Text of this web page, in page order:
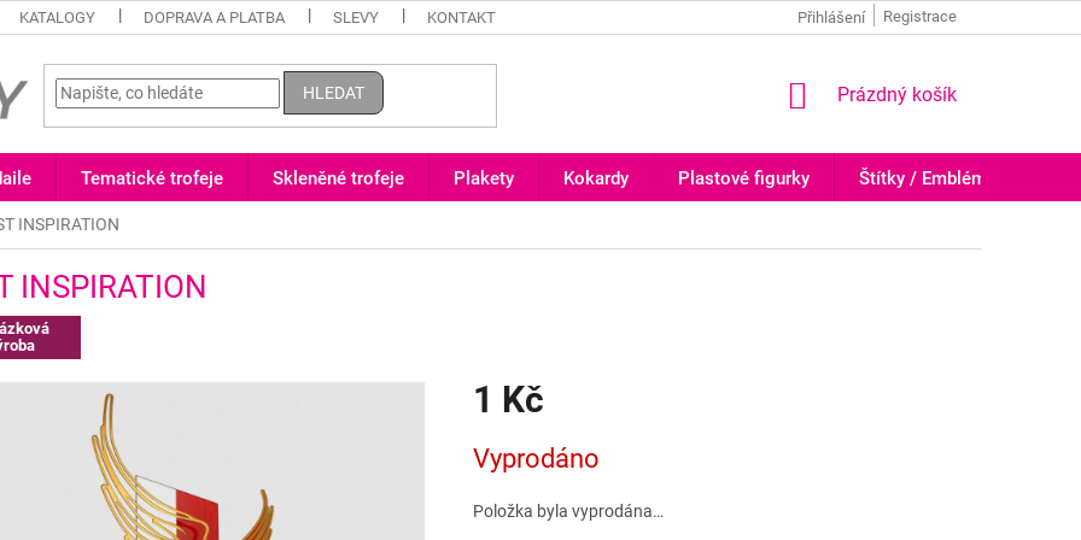
KATALOGY DOPRAVA A PLATBA SLEVY KONTAKT Registrace
Přihlášení
HLEDAT
NÁKUPNÍ
Prázdný košík
Tematické trofeje Skleněné trofeje Plakety Kokardy Plastové figurky Štítky / Emblémy
INSPIRATION
INSPIRATION
1 Kč
cena:
Vyprodáno
Položka byla vyprodána…